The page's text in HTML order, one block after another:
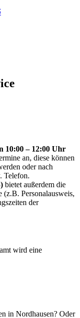
10:00 – 12:00 Uhr
an, diese können
oder nach
Telefon.
bietet außerdem die
Personalausweis,
der
wird eine
in Nordhausen? Oder